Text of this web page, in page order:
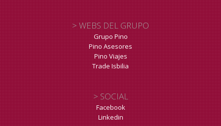
> WEBS DEL GRUPO
Grupo Pino
Pino Asesores
Pino Viajes
Trade Isbilia
> SOCIAL
Facebook
Linkedin